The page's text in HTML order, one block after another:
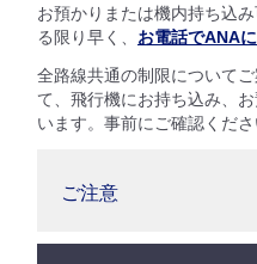
お預かりまたは機内持ち込
る限り早く、 お電話でANA
全路線共通の制限について
て、飛行機にお持ち込み、
います。事前にご確認くださ
ご注意